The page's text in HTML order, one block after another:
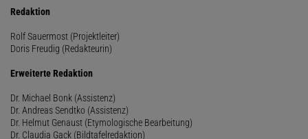
Redaktion
Rolf Sauermost (Projektleiter)
Doris Freudig (Redakteurin)
Erweiterte Redaktion
Dr. Michael Bonk (Assistenz)
Dr. Andreas Sendtko (Assistenz)
Dr. Helmut Genaust (Etymologische Bearbeitung)
Dr. Claudia Gack (Bildtafelredaktion)